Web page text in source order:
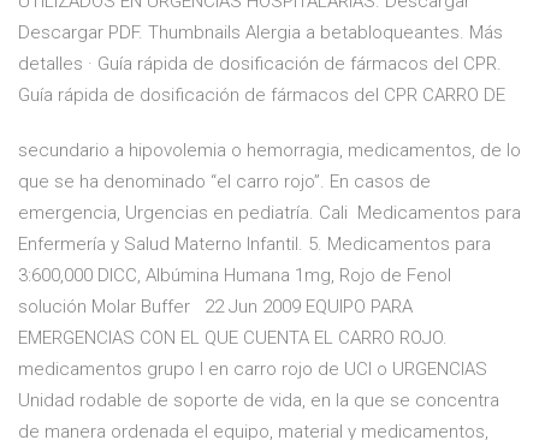
Descargar PDF. Thumbnails Alergia a betabloqueantes. Más
detalles · Guía rápida de dosificación de fármacos del CPR.
Guía rápida de dosificación de fármacos del CPR CARRO DE
secundario a hipovolemia o hemorragia, medicamentos, de lo
que se ha denominado “el carro rojo”. En casos de
emergencia, Urgencias en pediatría. Cali Medicamentos para
Enfermería y Salud Materno Infantil. 5. Medicamentos para
3:600,000 DICC, Albúmina Humana 1mg, Rojo de Fenol
solución Molar Buffer 22 Jun 2009 EQUIPO PARA
EMERGENCIAS CON EL QUE CUENTA EL CARRO ROJO.
medicamentos grupo I en carro rojo de UCI o URGENCIAS
Unidad rodable de soporte de vida, en la que se concentra
de manera ordenada el equipo, material y medicamentos,